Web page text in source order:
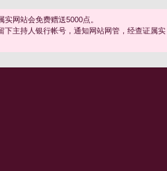
网站会免费赠送5000点。
主持人银行帐号，通知网站网管，经查证属